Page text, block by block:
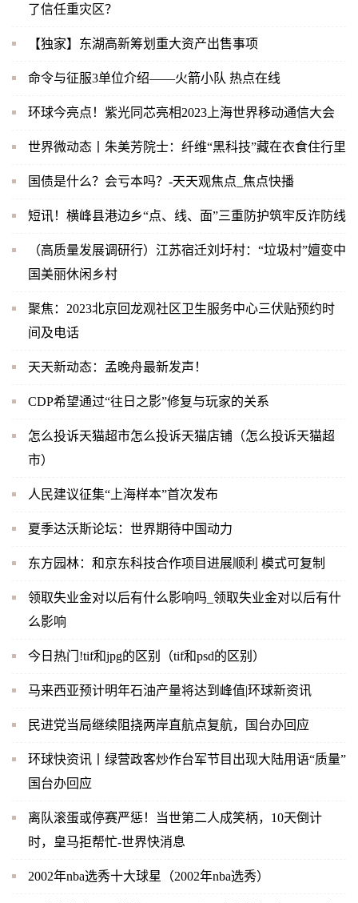
了信任重灾区？
【独家】东湖高新筹划重大资产出售事项
命令与征服3单位介绍——火箭小队 热点在线
环球今亮点！紫光同芯亮相2023上海世界移动通信大会
世界微动态丨朱美芳院士：纤维“黑科技”藏在衣食住行里
国债是什么？会亏本吗？-天天观焦点_焦点快播
短讯！横峰县港边乡“点、线、面”三重防护筑牢反诈防线
（高质量发展调研行）江苏宿迁刘圩村：“垃圾村”嬗变中
国美丽休闲乡村
聚焦：2023北京回龙观社区卫生服务中心三伏贴预约时
间及电话
天天新动态：孟晚舟最新发声！
CDP希望通过“往日之影”修复与玩家的关系
怎么投诉天猫超市怎么投诉天猫店铺（怎么投诉天猫超
市）
人民建议征集“上海样本”首次发布
夏季达沃斯论坛：世界期待中国动力
东方园林：和京东科技合作项目进展顺利 模式可复制
领取失业金对以后有什么影响吗_领取失业金对以后有什
么影响
今日热门!tif和jpg的区别（tif和psd的区别）
马来西亚预计明年石油产量将达到峰值|环球新资讯
民进党当局继续阻挠两岸直航点复航，国台办回应
环球快资讯丨绿营政客炒作台军节目出现大陆用语“质量”
国台办回应
离队滚蛋或停赛严惩！当世第二人成笑柄，10天倒计
时，皇马拒帮忙-世界快消息
2002年nba选秀十大球星（2002年nba选秀）